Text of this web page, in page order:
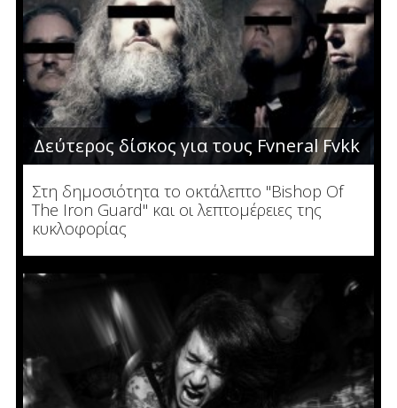
Δεύτερος δίσκος για τους Fvneral Fvkk
Στη δημοσιότητα το οκτάλεπτο "Bishop Of
The Iron Guard" και οι λεπτομέρειες της
κυκλοφορίας